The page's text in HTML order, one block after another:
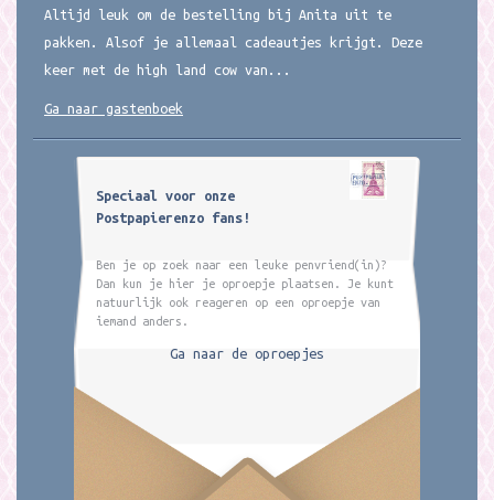
Altijd leuk om de bestelling bij Anita uit te
pakken. Alsof je allemaal cadeautjes krijgt. Deze
keer met de high land cow van...
Ga naar gastenboek
Speciaal voor onze
Postpapierenzo fans!
Ben je op zoek naar een leuke penvriend(in)?
Dan kun je hier je oproepje plaatsen. Je kunt
natuurlijk ook reageren op een oproepje van
iemand anders.
Ga naar de oproepjes